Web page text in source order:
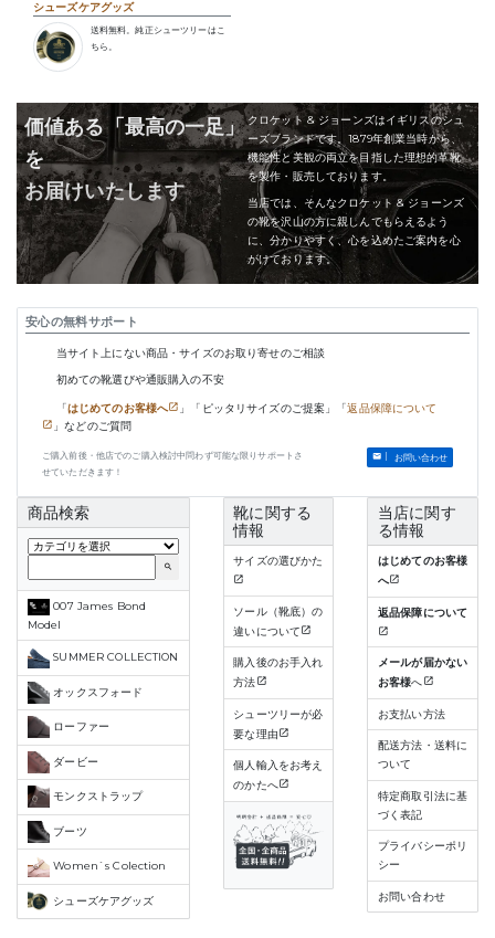
シューズケアグッズ
送料無料。純正シューツリーはこ
ちら。
価値ある「最高の一足」
を
お届けいたします
クロケット & ジョーンズはイギリスのシュ
ーズブランドです。1879年創業当時から、
機能性と美観の両立を目指した理想的革靴
を製作・販売しております。
当店では、そんなクロケット & ジョーンズ
の靴を沢山の方に親しんでもらえるよう
に、分かりやすく、心を込めたご案内を心
がけております。
安心の無料サポート
当サイト上にない商品・サイズのお取り寄せのご相談
初めての靴選びや通販購入の不安
「はじめてのお客様へ 」「ピッタリサイズのご提案」「返品保障について
」などのご質問
ご購入前後・他店でのご購入検討中問わず可能な限りサポートさ
せていただきます！
お問い合わせ
商品検索
search
007 James Bond
Model
SUMMER COLLECTION
オックスフォード
ローファー
ダービー
モンクストラップ
ブーツ
Women`s Colection
シューズケアグッズ
靴に関する
情報
サイズの選びかた
ソール（靴底）の
違いについて
購入後のお手入れ
方法
シューツリーが必
要な理由
個人輸入をお考え
のかたへ
当店に関す
る情報
はじめてのお客様
へ
返品保障について
メールが届かない
お客様へ
お支払い方法
配送方法・送料に
ついて
特定商取引法に基
づく表記
プライバシーポリ
シー
お問い合わせ